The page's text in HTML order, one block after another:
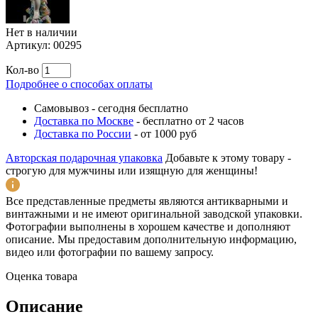
Нет в наличии
Артикул: 00295
Кол-во
Подробнее о способах оплаты
Самовывоз - сегодня бесплатно
Доставка по Москве - бесплатно от 2 часов
Доставка по России - от 1000 руб
Авторская подарочная упаковка Добавьте к этому товару -
строгую для мужчины или изящную для женщины!
Все представленные предметы являются антикварными и
винтажными и не имеют оригинальной заводской упаковки.
Фотографии выполнены в хорошем качестве и дополняют
описание. Мы предоставим дополнительную информацию,
видео или фотографии по вашему запросу.
Оценка товара
Описание